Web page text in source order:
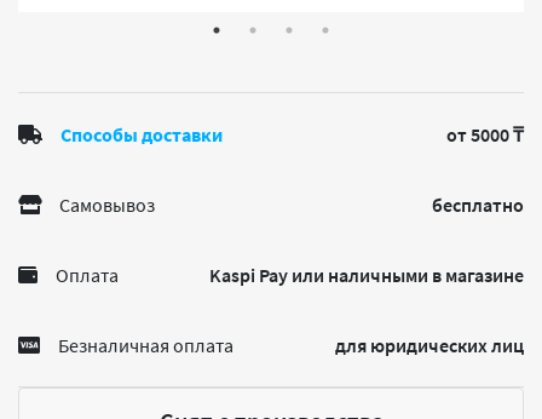
Способы доставки от 5000 ₸
Самовывоз бесплатно
Оплата Kaspi Pay или наличными в магазине
Безналичная оплата для юридических лиц